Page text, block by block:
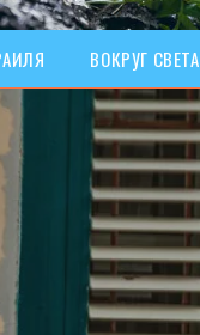
ВОКРУГ СВЕТА